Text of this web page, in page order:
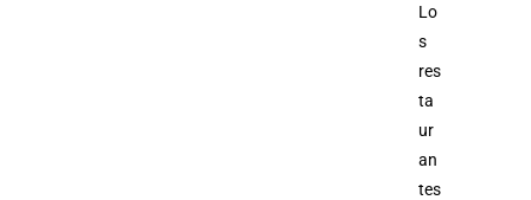
Lo
s
res
ta
ur
an
tes